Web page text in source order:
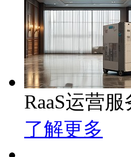
RaaS运营
了解更多